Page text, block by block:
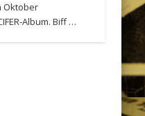
Oktober
Album. Biff …